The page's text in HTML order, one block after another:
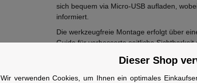
sich bequem via Micro-USB aufladen,
informiert.
Die werkzeugfreie Montage erfolgt über
Guide für verbesserte seitliche
Dieser Shop
Wir verwenden Cookies, um Ihnen ein optimales